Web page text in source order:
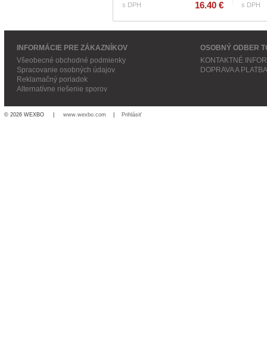
s DPH 16.40 € s DPH
INFORMÁCIE PRE ZÁKAZNÍKOV
Všeobecné obchodné podmienky
Spracovanie osobných údajov
Reklamačný poriadok
Alternatívne riešenie sporov
OSOBNÝ ODBER
KONTAKTNÉ
DOPRAVA A PLATBA
© 2026 WEXBO | www.wexbo.com Prihlásiť